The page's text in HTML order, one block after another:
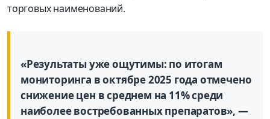
торговых наименований.
«Результаты уже ощутимы: по итогам
мониторинга в октябре 2025 года отмечено
снижение цен в среднем на 11% среди
наиболее востребованных препаратов», —